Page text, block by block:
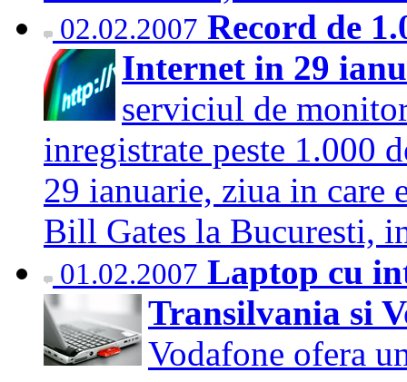
02.02.2007 Record de
Internet in 29
serviciul de
inregistrate peste 1.000
29 ianuarie, ziua in
Bill Gates la Bucuresti,
01.02.2007 Laptop cu
Transilvania si
Vodafone ofera